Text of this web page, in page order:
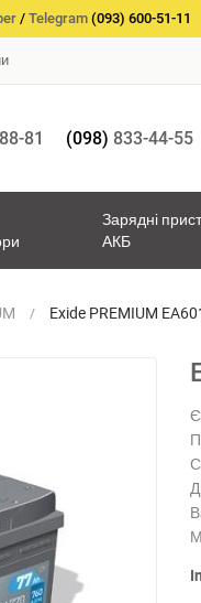
/ Telegram (093) 600-51-11
81 (098) 833-44-55
Зарядні
АКБ
Exide PREMIUM